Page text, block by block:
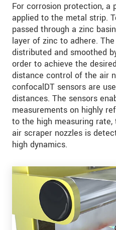
For corrosion protection,
applied to the metal strip.
passed through a zinc
layer of zinc to adhere.
distributed and smoothed
order to achieve the
distance control of the air
confocalDT sensors are
distances. The sensors
measurements on highly
to the high measuring
air scraper nozzles is
high dynamics.